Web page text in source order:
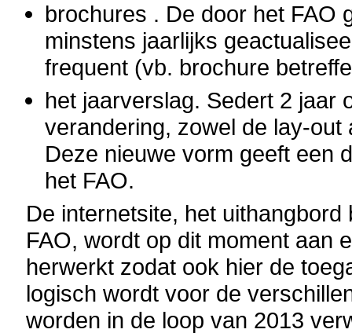
brochures . De door het FAO
minstens jaarlijks
frequent (vb. brochure
het jaarverslag. Sedert 2 jaar
verandering, zowel de lay-
Deze nieuwe vorm geeft een
het FAO.
De internetsite, het uithangbord
FAO, wordt op dit moment aan
herwerkt zodat ook hier de
logisch wordt voor de
worden in de loop van 2013